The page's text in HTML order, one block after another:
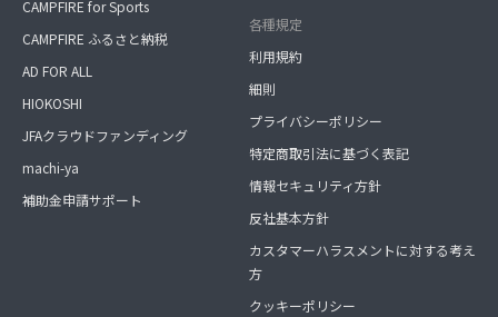
CAMPFIRE for Sports
CAMPFIRE ふるさと納税
AD FOR ALL
HIOKOSHI
JFAクラウドファンディング
machi-ya
補助金申請サポート
各種規定
利用規約
細則
プライバシーポリシー
特定商取引法に基づく表記
情報セキュリティ方針
反社基本方針
カスタマーハラスメントに対する考え
方
クッキーポリシー